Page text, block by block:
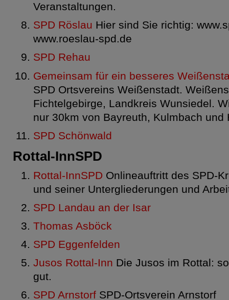
Veranstaltungen.
SPD Röslau Hier sind Sie richtig:
www.roeslau-spd.de
SPD Rehau
Gemeinsam für ein besseres
SPD Ortsvereins Weißenstadt.
Fichtelgebirge, Landkreis Wunsiedel.
nur 30km von Bayreuth, Kulmbach und
SPD Schönwald
Rottal-InnSPD
Rottal-InnSPD Onlineauftritt des SPD-
und seiner Untergliederungen und
SPD Landau an der Isar
Thomas Asböck
SPD Eggenfelden
Jusos Rottal-Inn Die Jusos im Rottal:
gut.
SPD Arnstorf SPD-Ortsverein Arnstorf